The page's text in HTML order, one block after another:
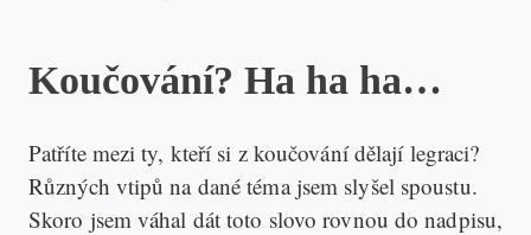
Koučování? Ha ha ha…
Patříte mezi ty, kteří si z koučování dělají legraci?
Různých vtipů na dané téma jsem slyšel spoustu.
Skoro jsem váhal dát toto slovo rovnou do nadpisu,